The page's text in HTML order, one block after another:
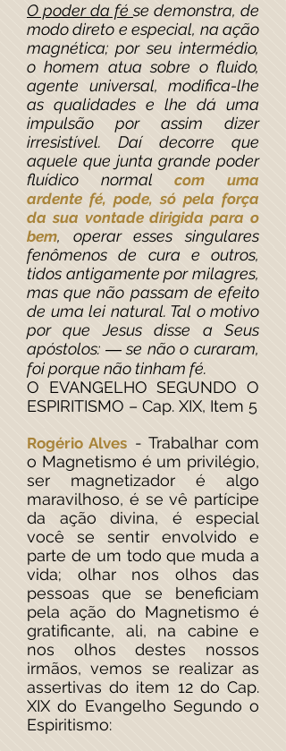
O poder da fése demonstra, de
modo direto e especial, na ação
magnética; por seu intermédio,
o homem atua sobre o fluido,
agente universal, modifica-lhe
as qualidades e lhe dá uma
impulsão por assim dizer
irresistível. Daí decorre que
aquele que junta grande poder
fluídico normalcom uma
ardente fé, pode, só pela força
da sua vontade dirigida para o
bem, operar esses singulares
fenômenos de cura e outros,
tidos antigamente por milagres,
mas que não passam de efeito
de uma lei natural. Tal o motivo
por que Jesus disse a Seus
apóstolos: ― se não o curaram,
foi porque não tinham fé.
O EVANGELHO SEGUNDO O
ESPIRITISMO – Cap. XIX, Item 5
Rogério Alves - Trabalhar com
o Magnetismo é um privilégio,
ser magnetizador é algo
maravilhoso, é se vê partícipe
da ação divina, é especial
você se sentir envolvido e
parte de um todo que muda a
vida; olhar nos olhos das
pessoas que se beneficiam
pela ação do Magnetismo é
gratificante, ali, na cabine e
nos olhos destes nossos
irmãos, vemos se realizar as
assertivas do item 12 do Cap.
XIX do Evangelho Segundo o
Espiritismo: